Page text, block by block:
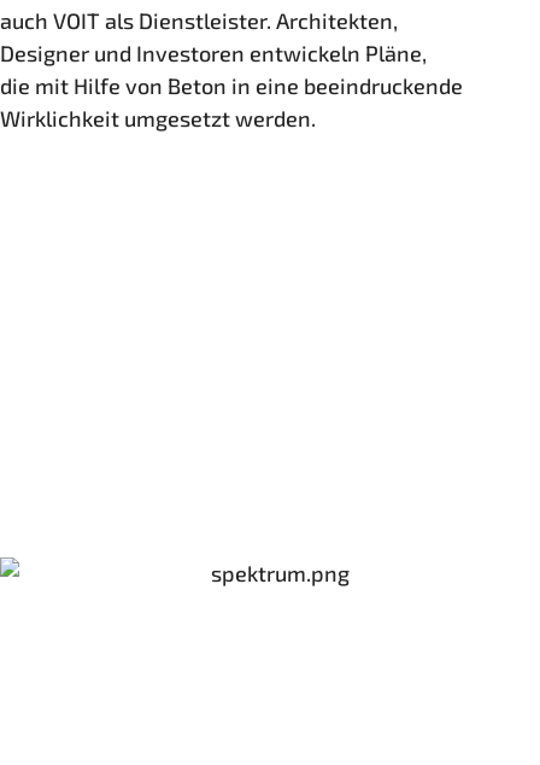
auch VOIT als Dienstleister. Architekten,
Designer und Investoren entwickeln Pläne,
die mit Hilfe von Beton in eine beeindruckende
Wirklichkeit umgesetzt werden.